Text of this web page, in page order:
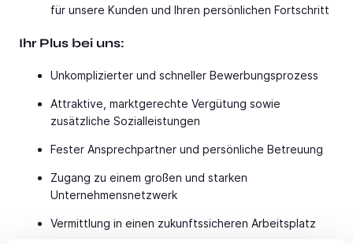
für unsere Kunden und Ihren persönlichen Fortschritt
Ihr Plus bei uns:
Unkomplizierter und schneller Bewerbungsprozess
Attraktive, marktgerechte Vergütung sowie
zusätzliche Sozialleistungen
Fester Ansprechpartner und persönliche Betreuung
Zugang zu einem großen und starken
Unternehmensnetzwerk
Vermittlung in einen zukunftssicheren Arbeitsplatz